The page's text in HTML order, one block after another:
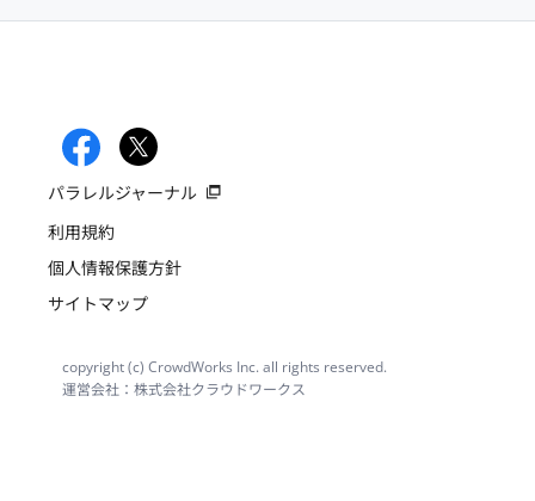
パラレルジャーナル
利用規約
個人情報保護方針
サイトマップ
copyright (c) CrowdWorks Inc. all rights reserved.
運営会社：株式会社クラウドワークス